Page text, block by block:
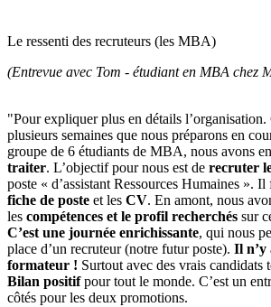
Le ressenti des recruteurs (les MBA)
(Entrevue avec Tom - étudiant en MBA chez
"Pour expliquer plus en détails
plusieurs semaines que nous préparons en
groupe de 6 étudiants de MBA, nous avons
traiter. L’objectif pour nous est de recruter
poste « d’assistant Ressources Humaines ».
fiche de poste et les CV. En amont, nous
les compétences et le profil recherchés sur
C’est une journée enrichissante, qui nous
place d’un recruteur (notre futur poste). Il n’y
formateur ! Surtout avec des vrais candidats
Bilan positifpour tout le monde. C’est un
côtés pour les deux promotions.